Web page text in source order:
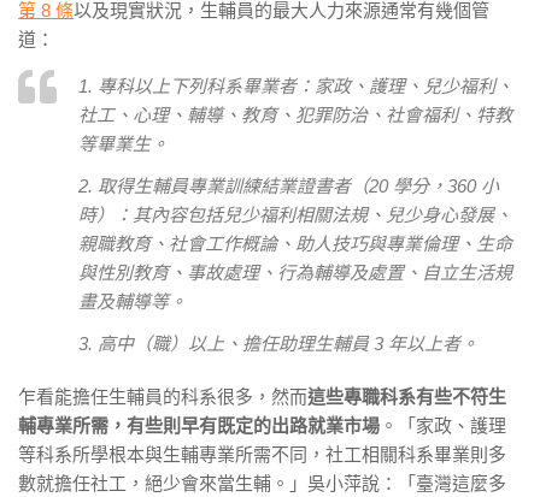
第 8 條以及現實狀況，生輔員的最大人力來源通常有幾個管
道：
1. 專科以上下列科系畢業者：家政、護理、兒少福利、
社工、心理、輔導、教育、犯罪防治、社會福利、特教
等畢業生。
2. 取得生輔員專業訓練結業證書者（20 學分，360 小
時）：其內容包括兒少福利相關法規、兒少身心發展、
親職教育、社會工作概論、助人技巧與專業倫理、生命
與性別教育、事故處理、行為輔導及處置、自立生活規
畫及輔導等。
3. 高中（職）以上、擔任助理生輔員 3 年以上者。
乍看能擔任生輔員的科系很多，然而這些專職科系有些不符生
輔專業所需，有些則早有既定的出路就業市場 。「家政、護理
等科系所學根本與生輔專業所需不同，社工相關科系畢業則多
數就擔任社工，絕少會來當生輔。」吳小萍說：「臺灣這麼多